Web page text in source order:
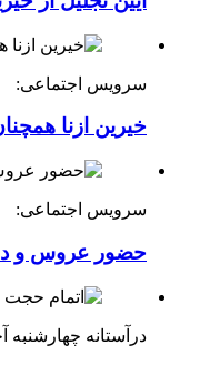
سرویس اجتماعی:
خیرین ازنا
سرویس اجتماعی:
حضور عروس و
درآستانه چهارشنبه